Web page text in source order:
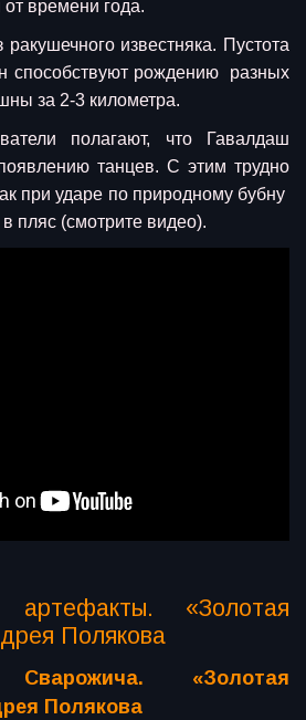
времени года.
известняка. Пустота
способствуют рождению разных
за 2-3 километра.
полагают, что Гавалдаш
танцев. С этим трудно
при ударе по природному бубну
пляс (смотрите видео).
артефакты. «Золотая
Полякова
«Золотая
Полякова